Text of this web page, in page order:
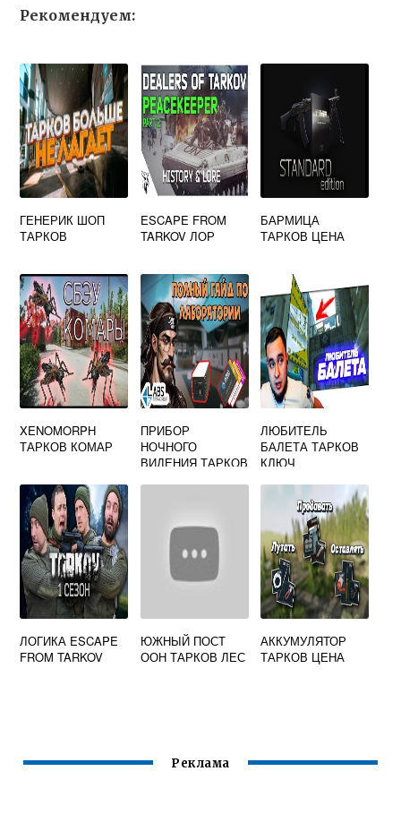
Рекомендуем:
ГЕНЕРИК ШОП
ТАРКОВ
ESCAPE FROM
TARKOV ЛОР
БАРМИЦА
ТАРКОВ ЦЕНА
XENOMORPH
ТАРКОВ КОМАР
ПРИБОР
НОЧНОГО
ВИДЕНИЯ ТАРКОВ
ЛЮБИТЕЛЬ
БАЛЕТА ТАРКОВ
КЛЮЧ
ЛОГИКА ESCAPE
FROM TARKOV
ЮЖНЫЙ ПОСТ
ООН ТАРКОВ ЛЕС
АККУМУЛЯТОР
ТАРКОВ ЦЕНА
Реклама